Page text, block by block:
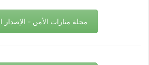
مجلة منارات الأمن - الإصدار